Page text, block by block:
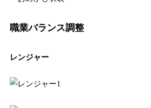
職業バランス調整
レンジャー